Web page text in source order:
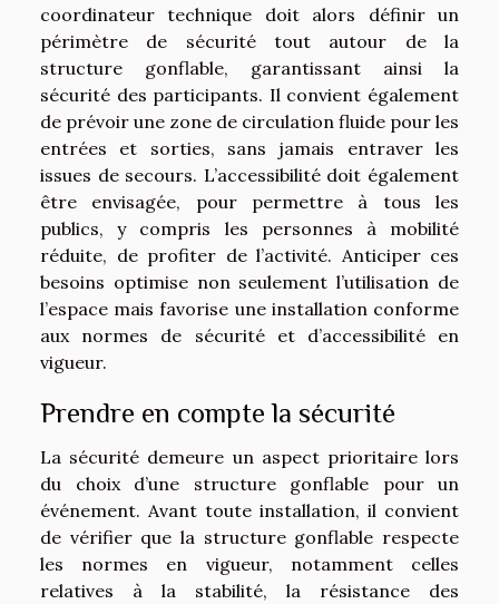
coordinateur technique doit alors définir un
périmètre de sécurité tout autour de la
structure gonflable, garantissant ainsi la
sécurité des participants. Il convient également
de prévoir une zone de circulation fluide pour les
entrées et sorties, sans jamais entraver les
issues de secours. L’accessibilité doit également
être envisagée, pour permettre à tous les
publics, y compris les personnes à mobilité
réduite, de profiter de l’activité. Anticiper ces
besoins optimise non seulement l’utilisation de
l’espace mais favorise une installation conforme
aux normes de sécurité et d’accessibilité en
vigueur.
Prendre en compte la sécurité
La sécurité demeure un aspect prioritaire lors
du choix d’une structure gonflable pour un
événement. Avant toute installation, il convient
de vérifier que la structure gonflable respecte
les normes en vigueur, notamment celles
relatives à la stabilité, la résistance des